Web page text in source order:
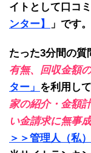
イトとして口コ
ンター】
」 です。
たった3分間の質
有無、回収金額
ター」 を利用して
家の紹介・金額
い金請求に無事
＞＞管理人（私